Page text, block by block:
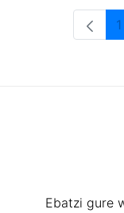
1
Ebatzi gure